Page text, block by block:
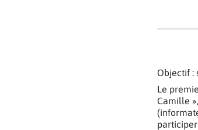
Objectif :
Le
Camille